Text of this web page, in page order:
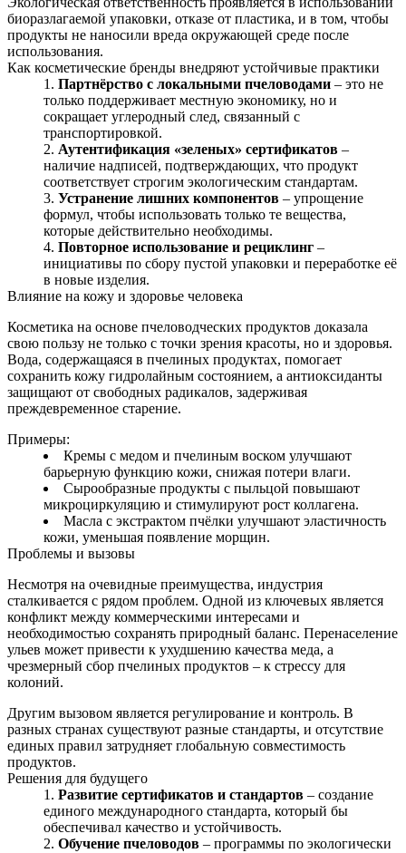
биоразлагаемой упаковки, отказе от пластика, и в том, чтобы
продукты не наносили вреда окружающей среде после
использования.
Как косметические бренды внедряют устойчивые практики
Партнёрство с локальными пчеловодами – это не
только поддерживает местную экономику, но и
сокращает углеродный след, связанный с
транспортировкой.
Аутентификация «зеленых» сертификатов –
наличие надписей, подтверждающих, что продукт
соответствует строгим экологическим стандартам.
Устранение лишних компонентов – упрощение
формул, чтобы использовать только те вещества,
которые действительно необходимы.
Повторное использование и рециклинг –
инициативы по сбору пустой упаковки и переработке её
в новые изделия.
Влияние на кожу и здоровье человека
Косметика на основе пчеловодческих продуктов доказала
свою пользу не только с точки зрения красоты, но и здоровья.
Вода, содержащаяся в пчелиных продуктах, помогает
сохранить кожу гидролайным состоянием, а антиоксиданты
защищают от свободных радикалов, задерживая
преждевременное старение.
Примеры:
Кремы с медом и пчелиным воском улучшают
барьерную функцию кожи, снижая потери влаги.
Сырообразные продукты с пыльцой повышают
микроциркуляцию и стимулируют рост коллагена.
Масла с экстрактом пчёлки улучшают эластичность
кожи, уменьшая появление морщин.
Проблемы и вызовы
Несмотря на очевидные преимущества, индустрия
сталкивается с рядом проблем. Одной из ключевых является
конфликт между коммерческими интересами и
необходимостью сохранять природный баланс. Перенаселение
ульев может привести к ухудшению качества меда, а
чрезмерный сбор пчелиных продуктов – к стрессу для
колоний.
Другим вызовом является регулирование и контроль. В
разных странах существуют разные стандарты, и отсутствие
единых правил затрудняет глобальную совместимость
продуктов.
Решения для будущего
Развитие сертификатов и стандартов – создание
единого международного стандарта, который бы
обеспечивал качество и устойчивость.
Обучение пчеловодов – программы по экологически